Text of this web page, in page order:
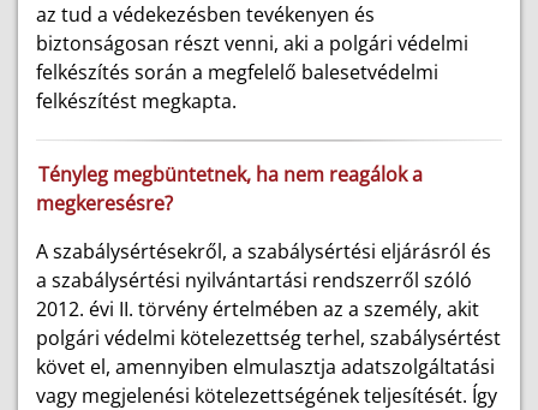
az tud a védekezésben tevékenyen és
biztonságosan részt venni, aki a polgári védelmi
felkészítés során a megfelelő balesetvédelmi
felkészítést megkapta.
Tényleg megbüntetnek, ha nem reagálok a
megkeresésre?
A szabálysértésekről, a szabálysértési eljárásról és
a szabálysértési nyilvántartási rendszerről szóló
2012. évi II. törvény értelmében az a személy, akit
polgári védelmi kötelezettség terhel, szabálysértést
követ el, amennyiben elmulasztja adatszolgáltatási
vagy megjelenési kötelezettségének teljesítését. Így